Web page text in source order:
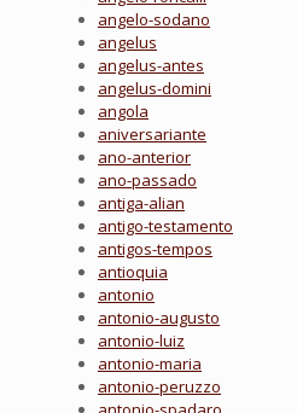
angelo-sodano
angelus
angelus-antes
angelus-domini
angola
aniversariante
ano-anterior
ano-passado
antiga-alian
antigo-testamento
antigos-tempos
antioquia
antonio
antonio-augusto
antonio-luiz
antonio-maria
antonio-peruzzo